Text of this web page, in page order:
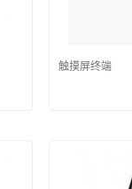
触摸屏终端